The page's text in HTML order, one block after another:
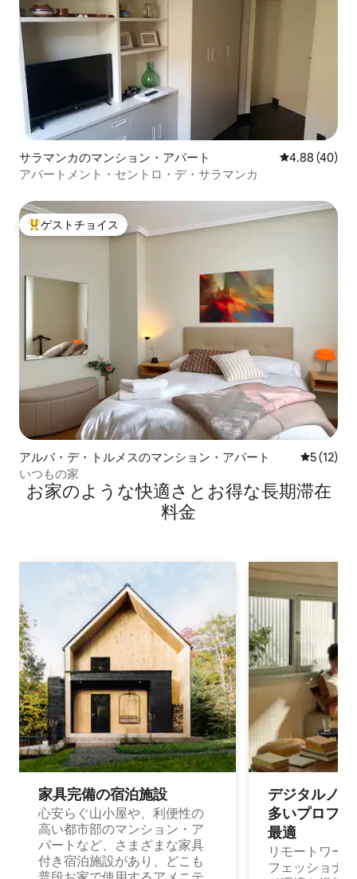
サラマンカのマンション・アパート レビュー40
4.88 (40)
アパートメント・セントロ・デ・サラマンカ
大好評のゲストチョイスです。
ゲストチョイス
アルバ・デ・トルメスのマンション・アパート レビュー
5 (12)
いつもの家
お家のような快⁠適⁠さ⁠とお⁠得⁠な長⁠期⁠滞⁠在
料⁠金
家具完備の宿⁠泊⁠施⁠設
心安らぐ山小屋や、利便性の
高い都市部のマンション・ア
パートなど、さまざまな家具
付き宿泊施設があり、どこも
デジタルノ
多⁠いプ⁠ロ⁠フ⁠
最⁠適
リモートワー
フェッショナ